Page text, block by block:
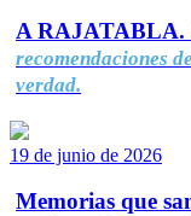
A RAJATABLA.
recomendaciones
verdad.
19 de junio de 2026
Memorias que